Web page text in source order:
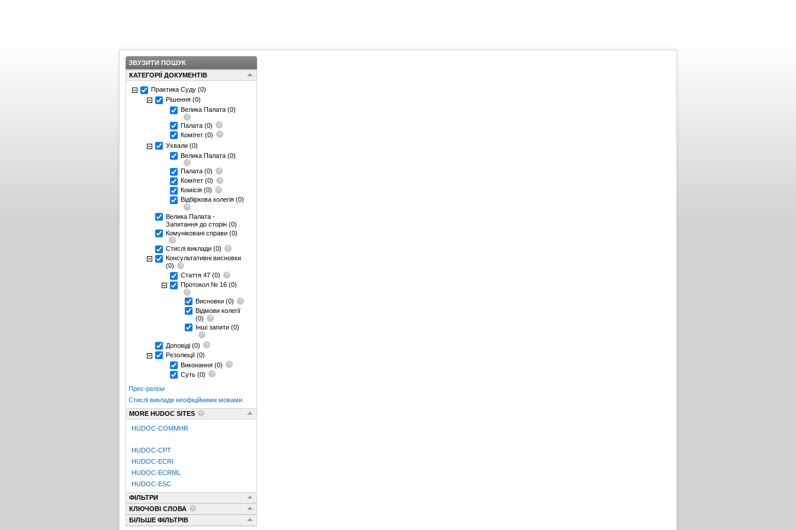
ЗВУЗИТИ ПОШУК
КАТЕГОРІЇ ДОКУМЕНТІВ
Практика Суду (0)
Рішення (0)
Велика Палата (0)
Палата (0)
Комітет (0)
Ухвали (0)
Велика Палата (0)
Палата (0)
Комітет (0)
Комісія (0)
Відбіркова колегія (0)
Велика Палата -
Запитання до сторін (0)
Комуніковані справи (0)
Стислі виклади (0)
Консультативні висновки
(0)
Стаття 47 (0)
Протокол № 16 (0)
Висновки (0)
Відмови колегії
(0)
Інші запити (0)
Доповіді (0)
Резолюції (0)
Виконання (0)
Суть (0)
Прес-релізи
Стислі виклади неофіційними мовами
MORE HUDOC SITES
HUDOC-COMMHR
HUDOC-CPT
HUDOC-ECRI
HUDOC-ECRML
HUDOC-ESC
ФІЛЬТРИ
КЛЮЧОВІ СЛОВА
БІЛЬШЕ ФІЛЬТРІВ